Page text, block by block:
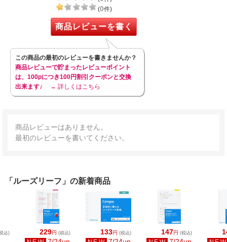
(0件)
商品レビューを書く
この商品の最初のレビューを書きませんか？
商品レビューで貯まったレビューポイント
は、100pにつき100円割引クーポンと交換
出来ます♪
→ 詳しくはこちら
商品レビューはありません。
最初のレビューを書いてください。
「ルーズリーフ」の新着商品
229円 (税込) 133円 (税込) 147円 (税込)
込)